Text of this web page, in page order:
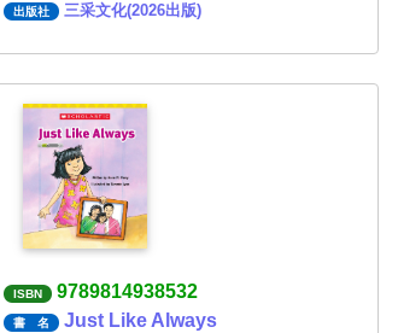
出版社 三采文化(2026出版)
ISBN 9789814938532
書 名 Just Like Always